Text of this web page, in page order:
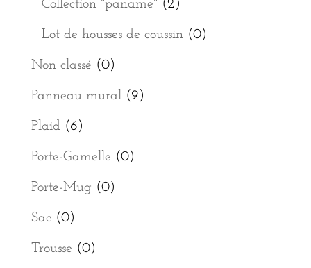
Collection "paname" (2)
Lot de housses de coussin (0)
Non classé (0)
Panneau mural (9)
Plaid (6)
Porte-Gamelle (0)
Porte-Mug (0)
Sac (0)
Trousse (0)